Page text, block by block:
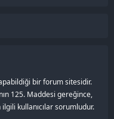
bir forum sitesidir.
125. Maddesi gereğince,
kullanıcılar sorumludur.